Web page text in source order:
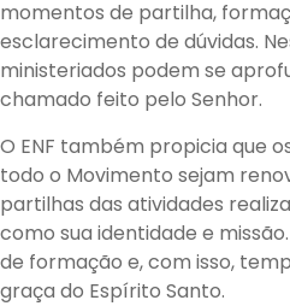
momentos de partilha,
esclarecimento de dúvidas.
ministeriados podem se
chamado feito pelo Senhor.
O ENF também propicia que
todo o Movimento sejam
partilhas das atividades
como sua identidade e
de formação e, com isso,
graça do Espírito Santo.